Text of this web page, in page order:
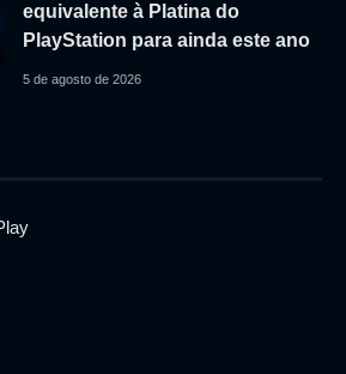
equivalente à Platina do
PlayStation para ainda este ano
5 de agosto de 2026